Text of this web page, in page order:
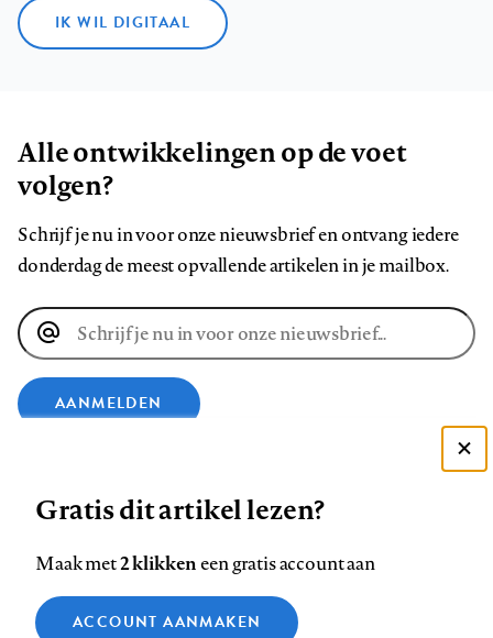
IK WIL DIGITAAL
Alle ontwikkelingen op de voet
volgen?
Schrijf je nu in voor onze nieuwsbrief en ontvang iedere
donderdag de meest opvallende artikelen in je mailbox.
E-
mailadres
AANMELDEN
op
op
op
ons
op
Contact Colofon Disclaimer Privacy
Gratis dit artikel lezen?
Maak met2 klikkeneen gratis account aan
ACCOUNT AANMAKEN
Zie onze cookie policy